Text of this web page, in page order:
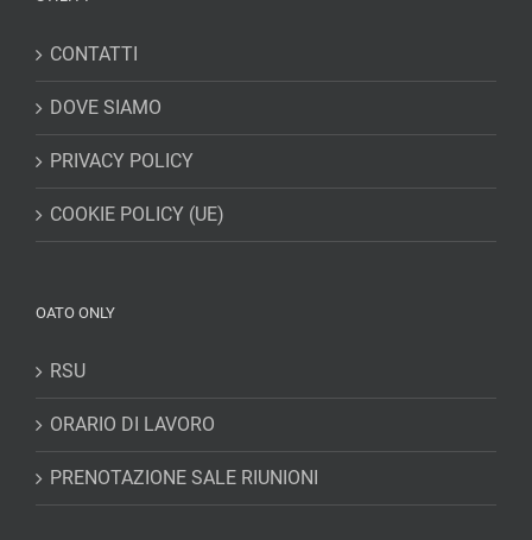
CONTATTI
DOVE SIAMO
PRIVACY POLICY
COOKIE POLICY (UE)
OATO ONLY
RSU
ORARIO DI LAVORO
PRENOTAZIONE SALE RIUNIONI